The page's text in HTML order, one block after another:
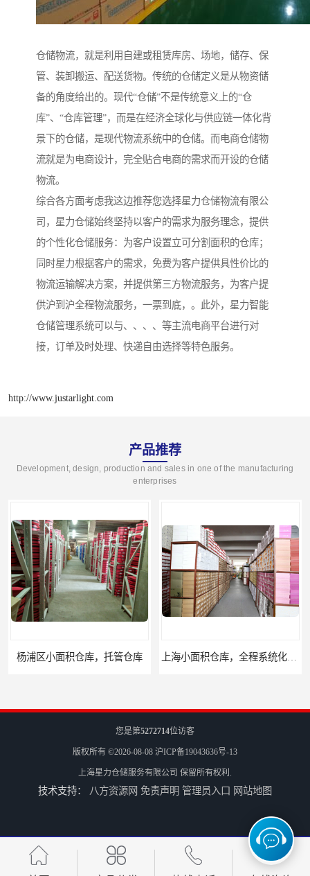
仓储物流，就是利用自建或租赁库房、场地，储存、保
管、装卸搬运、配送货物。传统的仓储定义是从物资储
备的角度给出的。现代“仓储”不是传统意义上的“仓
库”、“仓库管理”，而是在经济全球化与供应链一体化背
景下的仓储，是现代物流系统中的仓储。而电商仓储物
流就是为电商设计，完全贴合电商的需求而开设的仓储
物流。
综合各方面考虑我这边推荐您选择星力仓储物流有限公
司，星力仓储始终坚持以客户的需求为服务理念，提供
的个性化仓储服务：为客户设置立可分割面积的仓库；
同时星力根据客户的需求，免费为客户提供具性价比的
物流运输解决方案，并提供第三方物流服务，为客户提
供沪到沪全程物流服务，一票到底，。此外，星力智能
仓储管理系统可以与、、、、等主流电商平台进行对
接，订单及时处理、快递自由选择等特色服务。
http://www.justarlight.com
产品推荐
Development, design, production and sales in one of the manufacturing
enterprises
杨浦区小面积仓库，托管仓库
嘉定区小面积仓库，电商仓库，10平起租
您是第5272714位访客
版权所有 ©2026-08-08 沪ICP备19043636号-13
上海星力仓储服务有限公司 保留所有权利.
技术支持： 八方资源网 免责声明 管理员入口 网站地图